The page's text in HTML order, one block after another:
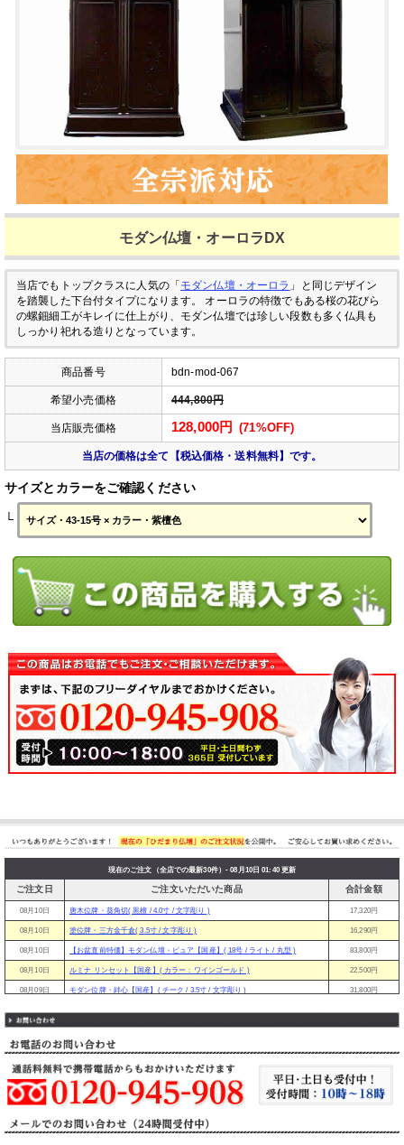
モダン仏壇・オーロラDX
当店でもトップクラスに人気の「 モダン仏壇・オーロラ 」と同じデザイン
を踏襲した下台付タイプになります。
オーロラの特徴でもある桜の花びら
の螺鈿細工がキレイに仕上がり、モダン仏壇では珍しい段数も多く仏具も
しっかり祀れる造りとなっています。
商品番号 bdn-mod-067
希望小売価格 444,800円
当店販売価格 128,000円 (71%OFF)
当店の価格は全て【税込価格・送料無料】です。
サイズとカラーをご確認ください
└
現在のご注文（全店での最新30件）- 08月10日 01:40 更新
ご注文日 ご注文いただいた商品 合計金額
08月10日 唐木位牌・葵角切( 黒檀 / 4.0寸 / 文字彫り ) 17,320円
08月10日 塗位牌・三方金千倉( 3.5寸 / 文字彫り ) 16,290円
08月10日 【お盆直前特価】モダン仏壇・ピュア【国産】( 18号 / ライト / 丸型 ) 83,800円
08月10日 ルミナ リンセット【国産】( カラー：ワインゴールド ) 22,500円
08月09日 モダン位牌・絆心【国産】( チーク / 3.5寸 / 文字彫り ) 31,800円
08月09日 唐木位牌・蓮華付春日( 紫檀 / 4.0寸 / 文字彫り ) 16,290円
08月09日
オリジナル掛け軸 真宗 大谷派( 本尊＆両脇20代（3枚セット） / 紺金 / 掛軸とめ
7,060円
08月09日 【お盆直前特価】モダン仏壇・初桜【当店オリジナル】( 18号 / サクラ色 ) 53,800円
08月09日 日和リンセット( カラー：薄紫 / リンフトン：花フトン ) 13,030円
08月09日 中金掛軸 真宗 大谷派( 本尊70代 / 掛軸とめを付けない )